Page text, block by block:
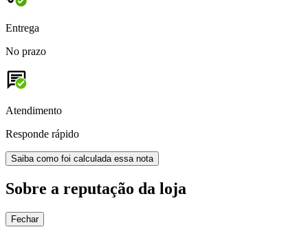
Entrega
No prazo
Atendimento
Responde rápido
Saiba como foi calculada essa nota
Sobre a reputação da loja
Fechar